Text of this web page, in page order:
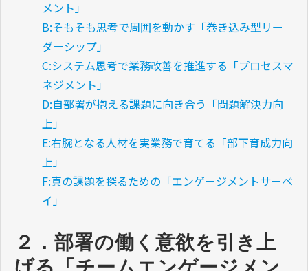
メント」
B:そもそも思考で周囲を動かす「巻き込み型リー
ダーシップ」
C:システム思考で業務改善を推進する「プロセスマ
ネジメント」
D:自部署が抱える課題に向き合う「問題解決力向
上」
E:右腕となる人材を実業務で育てる「部下育成力向
上」
F:真の課題を探るための「エンゲージメントサーベ
イ」
２．部署の働く意欲を引き上